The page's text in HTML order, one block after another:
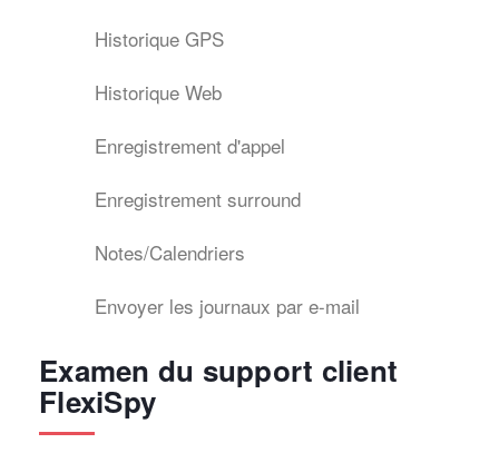
Historique GPS
Historique Web
Enregistrement d'appel
Enregistrement surround
Notes/Calendriers
Envoyer les journaux par e-mail
Examen du support client
FlexiSpy